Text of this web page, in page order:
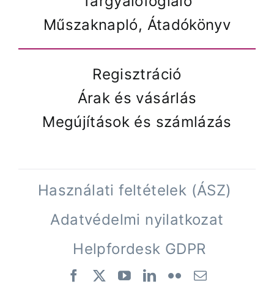
Műszaknapló, Átadókönyv
Regisztráció
Árak és vásárlás
Megújítások és számlázás
Használati feltételek (ÁSZ)
Adatvédelmi nyilatkozat
Helpfordesk GDPR